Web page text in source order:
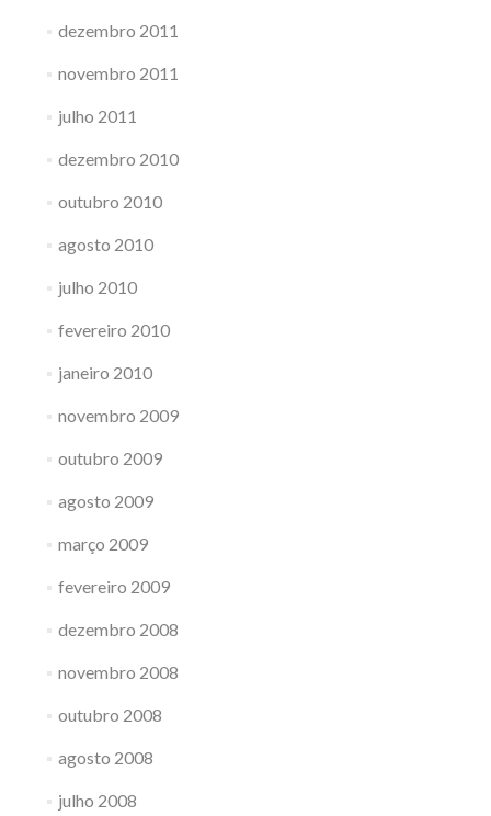
dezembro 2011
novembro 2011
julho 2011
dezembro 2010
outubro 2010
agosto 2010
julho 2010
fevereiro 2010
janeiro 2010
novembro 2009
outubro 2009
agosto 2009
março 2009
fevereiro 2009
dezembro 2008
novembro 2008
outubro 2008
agosto 2008
julho 2008